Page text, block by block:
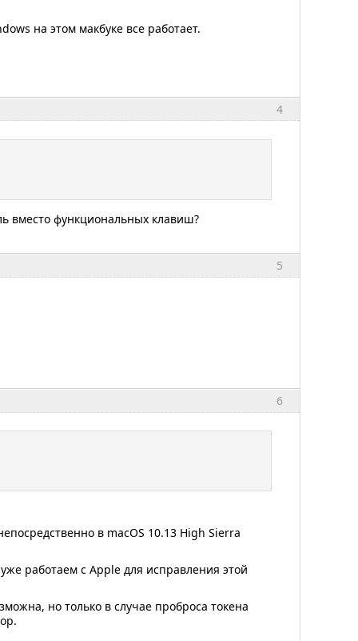
на этом макбуке все работает.
4
вместо функциональных клавиш?
5
6
в macOS 10.13 High Sierra
работаем с Apple для исправления этой
но только в случае проброса токена